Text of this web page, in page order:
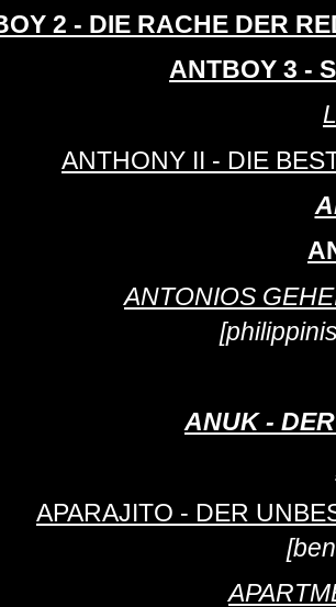
2 - DIE RACHE DER
ANTBOY 3 -
ANTHONY II - DIE
ANTONIOS
ANUK -
APARAJITO - DER